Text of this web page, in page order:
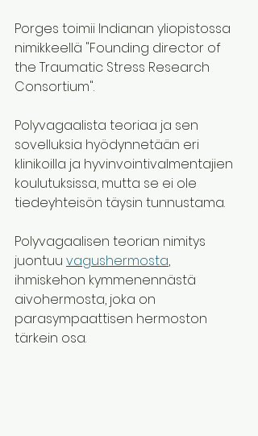
Porges toimii Indianan yliopistossa
nimikkeellä "Founding director of
the Traumatic Stress Research
Consortium".
Polyvagaalista teoriaa ja sen
sovelluksia hyödynnetään eri
klinikoilla ja hyvinvointivalmentajien
koulutuksissa, mutta se ei ole
tiedeyhteisön täysin tunnustama.
Polyvagaalisen teorian nimitys
juontuu vagushermosta,
ihmiskehon kymmenennästä
aivohermosta, joka on
parasympaattisen hermoston
tärkein osa.